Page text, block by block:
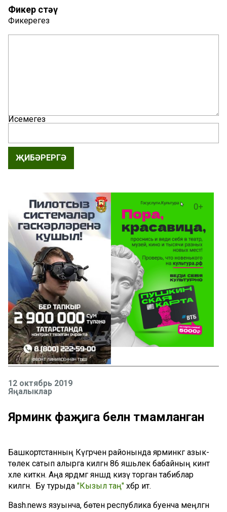
Фикер өстәү
Фикерегез
Исемегез
ҖИБӘРЕРГӘ
12 октябрь 2019
Яңалыклар
Ярминкә фаҗига белән тәмамланган
Башкортстанның Күгәрчен районында ярминкәгә азык-
төлек сатып алырга килгән 86 яшьлек бабайның кинәт
хәле киткән. Аңа ярдәмгә янәшәдә кизү торган табиблар
килгән. Бу турыда "Кызыл таң" хәбәр итә.
Bash.news язуынча, бөтен республика буенча меңләгән